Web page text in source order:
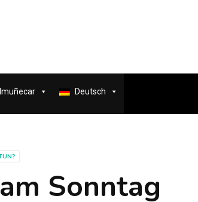
Deutsch
Sonntag